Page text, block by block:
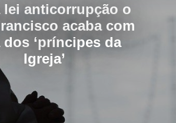
lei anticorrupção o
acaba com
dos ‘príncipes da
Igreja’